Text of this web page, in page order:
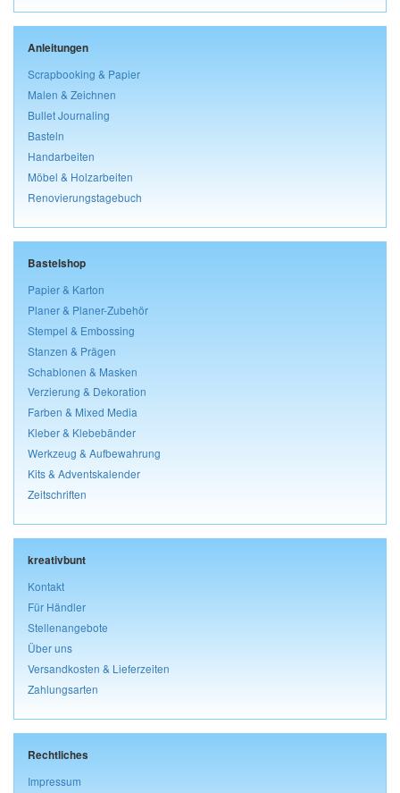
Anleitungen
Scrapbooking & Papier
Malen & Zeichnen
Bullet Journaling
Basteln
Handarbeiten
Möbel & Holzarbeiten
Renovierungstagebuch
Bastelshop
Papier & Karton
Planer & Planer-Zubehör
Stempel & Embossing
Stanzen & Prägen
Schablonen & Masken
Verzierung & Dekoration
Farben & Mixed Media
Kleber & Klebebänder
Werkzeug & Aufbewahrung
Kits & Adventskalender
Zeitschriften
kreativbunt
Kontakt
Für Händler
Stellenangebote
Über uns
Versandkosten & Lieferzeiten
Zahlungsarten
Rechtliches
Impressum